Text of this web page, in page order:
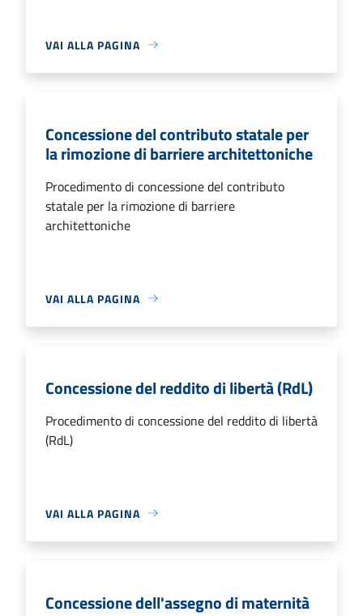
VAI ALLA PAGINA
Concessione del contributo statale per
la rimozione di barriere architettoniche
Procedimento di concessione del contributo
statale per la rimozione di barriere
architettoniche
VAI ALLA PAGINA
Concessione del reddito di libertà (RdL)
Procedimento di concessione del reddito di libertà
(RdL)
VAI ALLA PAGINA
Concessione dell'assegno di maternità